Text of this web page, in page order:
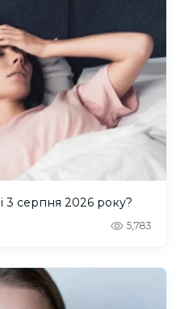
3 серпня 2026 року?
5,783